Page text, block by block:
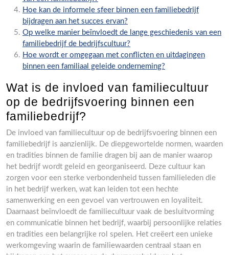
Hoe kan de informele sfeer binnen een familiebedrijf
bijdragen aan het succes ervan?
Op welke manier beïnvloedt de lange geschiedenis van een
familiebedrijf de bedrijfscultuur?
Hoe wordt er omgegaan met conflicten en uitdagingen
binnen een familiaal geleide onderneming?
Wat is de invloed van familiecultuur
op de bedrijfsvoering binnen een
familiebedrijf?
De invloed van familiecultuur op de bedrijfsvoering binnen een
familiebedrijf is aanzienlijk. De diepgewortelde normen, waarden
en tradities binnen de familie dragen bij aan de manier waarop
het bedrijf wordt geleid en georganiseerd. Deze cultuur kan
zorgen voor een sterke verbondenheid tussen familieleden die
in het bedrijf werken, wat kan leiden tot een hechte
samenwerking en een gevoel van vertrouwen en loyaliteit.
Daarnaast beïnvloedt de familiecultuur vaak de besluitvorming
en communicatie binnen het bedrijf, waarbij persoonlijke relaties
en tradities een belangrijke rol spelen. Het creëert een unieke
werkomgeving waarin de familiewaarden centraal staan en